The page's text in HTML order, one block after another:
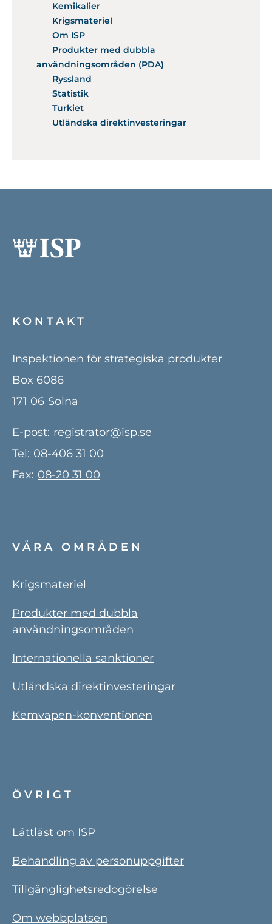
Kemikalier
Krigsmateriel
Om ISP
Produkter med dubbla
användningsområden (PDA)
Ryssland
Statistik
Turkiet
Utländska direktinvesteringar
KONTAKT
Inspektionen för strategiska produkter
Box 6086
171 06 Solna
E-post: registrator@isp.se
Tel: 08-406 31 00
Fax: 08-20 31 00
VÅRA OMRÅDEN
Krigsmateriel
Produkter med dubbla
användningsområden
Internationella sanktioner
Utländska direktinvesteringar
Kemvapen-konventionen
ÖVRIGT
Lättläst om ISP
Behandling av personuppgifter
Tillgänglighetsredogörelse
Om webbplatsen